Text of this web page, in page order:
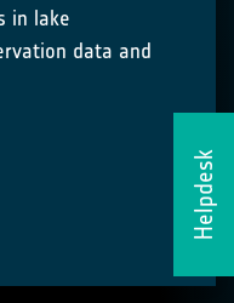
Helpdesk
in lake
data and